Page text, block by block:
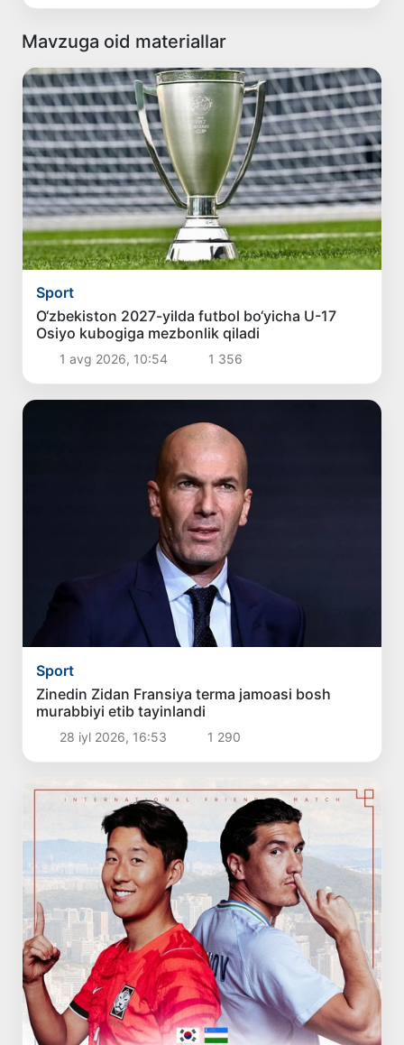
Mavzuga oid materiallar
Sport
O‘zbekiston 2027-yilda futbol bo‘yicha U-17
Osiyo kubogiga mezbonlik qiladi
1 avg 2026, 10:54 1 356
Sport
Zinedin Zidan Fransiya terma jamoasi bosh
murabbiyi etib tayinlandi
28 iyl 2026, 16:53 1 290